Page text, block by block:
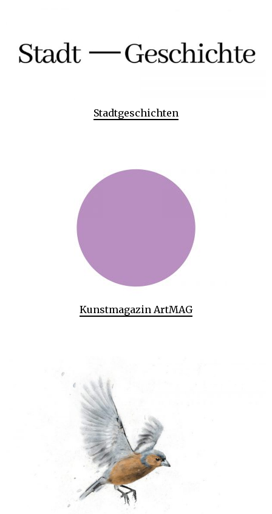
Stadtgeschichten
Kunstmagazin ArtMAG